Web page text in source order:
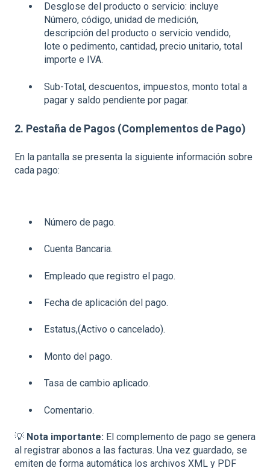
Desglose del producto o servicio: incluye
Número, código, unidad de medición,
descripción del producto o servicio vendido,
lote o pedimento, cantidad, precio unitario, total
importe e IVA.
Sub-Total, descuentos, impuestos, monto total a
pagar y saldo pendiente por pagar.
2. Pestaña de Pagos (Complementos de Pago)
En la pantalla se presenta la siguiente información sobre
cada pago:
Número de pago.
Cuenta Bancaria.
Empleado que registro el pago.
Fecha de aplicación del pago.
Estatus,(Activo o cancelado).
Monto del pago.
Tasa de cambio aplicado.
Comentario.
💡 Nota importante: El complemento de pago se genera
al registrar abonos a las facturas. Una vez guardado, se
emiten de forma automática los archivos XML y PDF